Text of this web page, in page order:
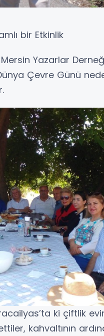
bir Etkinlik
Yazarlar
Çevre Günü
ki çiftlik
kahvaltının